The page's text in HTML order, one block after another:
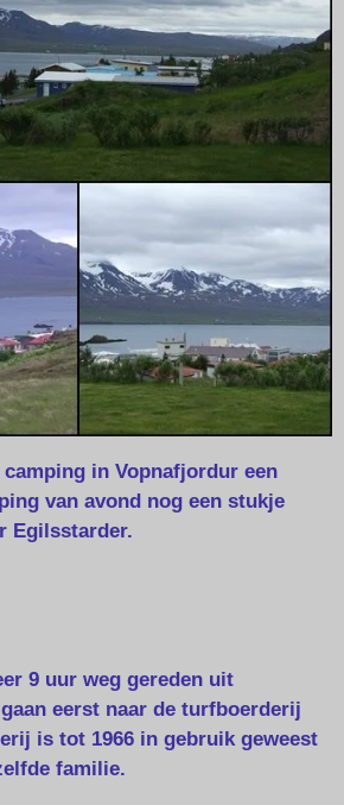
in Vopnafjordur een
van avond nog een stukje
Egilsstarder.
9 uur weg gereden uit
eerst naar de turfboerderij
is tot 1966 in gebruik geweest
familie.